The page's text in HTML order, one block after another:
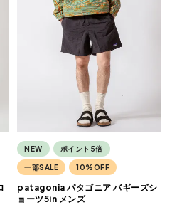
NEW ポイント5倍
一部SALE 10%OFF
patagonia パタゴニア バギーズシ
ョーツ5in メンズ